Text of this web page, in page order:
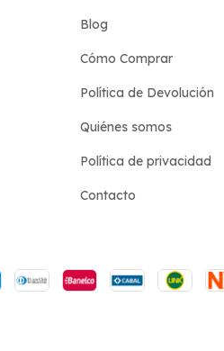
Blog
Cómo Comprar
Política de Devolución
Quiénes somos
Política de privacidad
Contacto